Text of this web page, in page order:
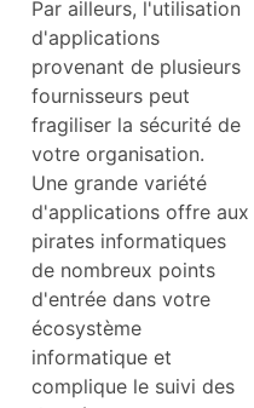
Par ailleurs, l'utilisation
d'applications
provenant de plusieurs
fournisseurs peut
fragiliser la sécurité de
votre organisation.
Une grande variété
d'applications offre aux
pirates informatiques
de nombreux points
d'entrée dans votre
écosystème
informatique et
complique le suivi des